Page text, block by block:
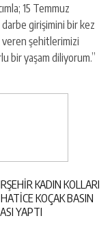
15 Temmuz
darbe girişimini bir kez
veren şehitlerimizi
bir yaşam diliyorum.”